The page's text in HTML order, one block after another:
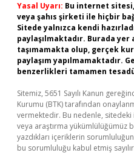
Yasal Uyarı: Bu internet
veya şahıs şirketi ile hiçbir
Sitede yalnızca kendi
paylaşılmaktadır. Burada
taşımamakta olup, gerçek
paylaşım yapılmamaktadır.
benzerlikleri tamamen
Sitemiz, 5651 Sayılı Kanun
Kurumu (BTK) tarafından
vermektedir. Bu nedenle,
veya araştırma yükümlülüğümüz
yazdıkları içeriklerin
bu sorumluluğu kabul etmiş